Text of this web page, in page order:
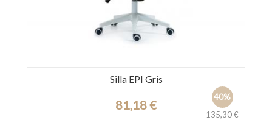
Silla EPI Gris
40%
135,30 €
81,18 €